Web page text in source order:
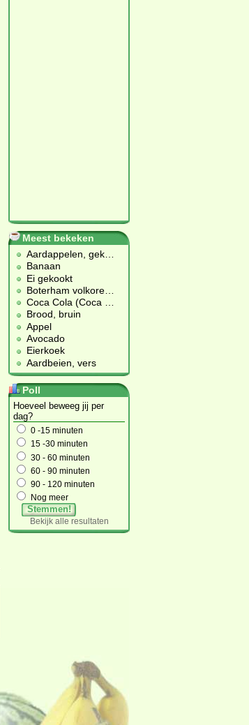
Meest bekeken
Aardappelen, gek
Banaan
Ei gekookt
Boterham volkore
Coca Cola (Coca
Brood, bruin
Appel
Avocado
Eierkoek
Aardbeien, vers
Poll
Hoeveel beweeg jij per
dag?
0 -15 minuten
15 -30 minuten
30 - 60 minuten
60 - 90 minuten
90 - 120 minuten
Nog meer
Stemmen!
Bekijk alle resultaten